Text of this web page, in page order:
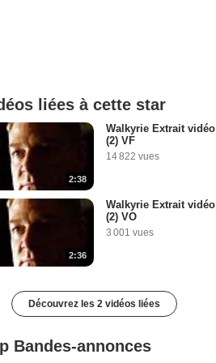
liées à cette star
2:38
Walkyrie Extrait vidéo
(2) VF
14 822 vues
2:36
Walkyrie Extrait vidéo
(2) VO
3 001 vues
Découvrez les 2 vidéos liées
Bandes-annonces
Spider-Man: Brand New Day Bande-annonce VO STFR L'Odyssée Bande-annonce VO STFR